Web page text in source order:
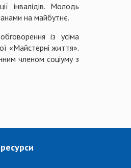
інвалідів. Молодь
на майбутнє.
із усіма
«Майстерні життя».
членом соціуму з